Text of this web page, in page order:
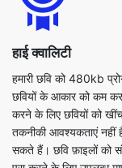
हमारी छवि को 480kb
छवियों के आकार को कम
करने के लिए छवियों को
तकनीकी आवश्यकताएं नहीं
सकते हैं। छवि फ़ाइलों को
पूरा करने के लिए उपलब्ध